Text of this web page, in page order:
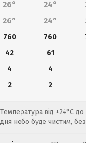
26° 24°
26° 24°
760 760
42 61
4 4
2 2
Температура від +24°C
дня небо буде чистим, без